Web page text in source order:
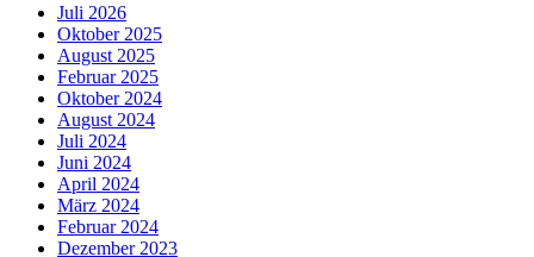
Juli 2026
Oktober 2025
August 2025
Februar 2025
Oktober 2024
August 2024
Juli 2024
Juni 2024
April 2024
März 2024
Februar 2024
Dezember 2023